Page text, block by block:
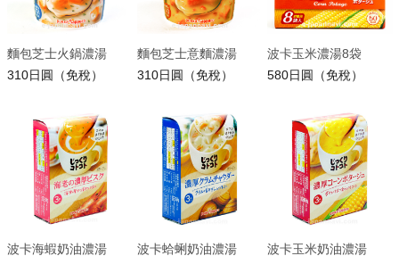
麵包芝士火鍋濃湯
310日圓（免稅）
麵包芝士意麵濃湯
310日圓（免稅）
波卡玉米濃湯8袋
580日圓（免稅）
波卡海蝦奶油濃湯
波卡蛤蜊奶油濃湯
波卡玉米奶油濃湯